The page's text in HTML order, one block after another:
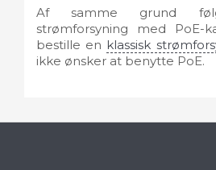
Af samme grund
strømforsyning med PoE-
bestille en klassisk
ikke ønsker at benytte PoE.